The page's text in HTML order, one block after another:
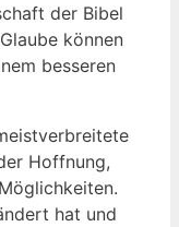
⁤der Bibel
können
besseren
Hoffnung,
hat‌ und